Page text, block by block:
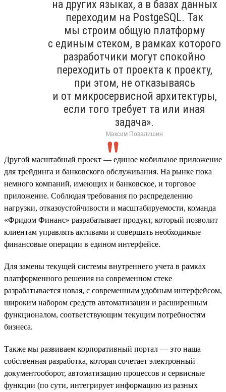
на других языках, а в базах данных
переходим на PostgeSQL. Так
мы строим общую платформу
с единым стеком, в рамках которого
разработчики могут спокойно
переходить от проекта к проекту,
при этом, не отказываясь
и от микросервисной архитектуры,
если того требует та или иная
задача».
Максим Повалишин
Другой масштабный проект — единое мобильное приложение
для трейдинга и банковского обслуживания. На рынке пока
немного компаний, имеющих и банковское, и торговое
приложение. Соблюдая требования по распределению
нагрузки, отказоустойчивости и масштабируемости, команда
«Фридом Финанс» разрабатывает продукт, который позволит
клиентам управлять активами и совершать необходимые
финансовые операции в едином интерфейсе.
Для замены текущей системы внутреннего учета в рамках
платформенного решения на современном стеке
разрабатывается новая, с современным удобным интерфейсом,
широким набором средств автоматизации и расширенным
функционалом, соответствующим текущим потребностям
бизнеса.
Также мы развиваем корпоративный портал — это наша
собственная разработка, которая сочетает электронный
документооборот, автоматизацию процессов и сервисные
функции (по сути, интегрирует информацию из разных